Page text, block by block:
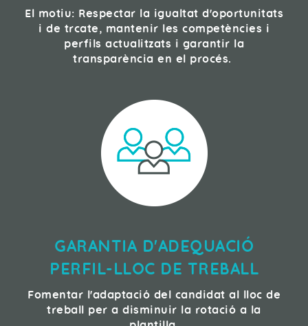
El motiu: Respectar la igualtat d'oportunitats
i de trcate, mantenir les competències i
perfils actualitzats i garantir la
transparència en el procés.
GARANTIA D'ADEQUACIÓ
PERFIL-LLOC DE TREBALL
Fomentar l'adaptació del candidat al lloc de
treball per a disminuir la rotació a la